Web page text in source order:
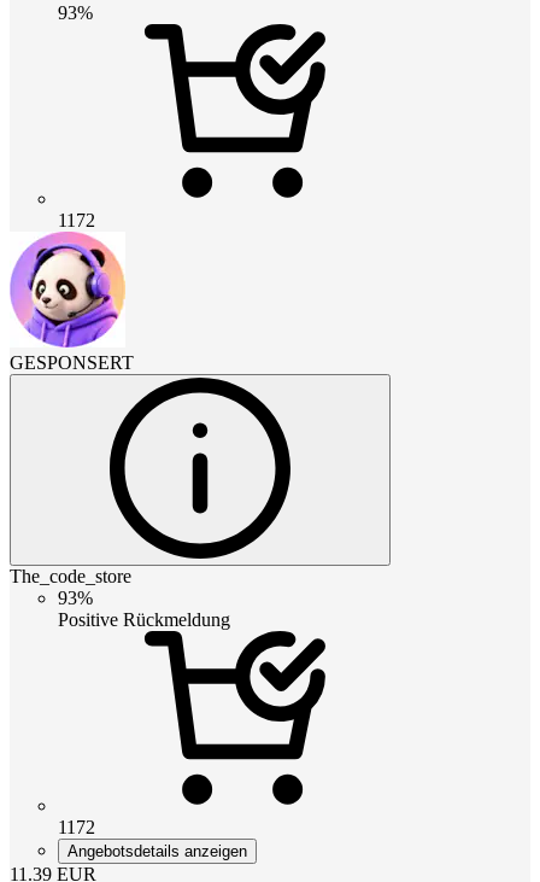
93%
1172
GESPONSERT
The_code_store
93%
Positive Rückmeldung
1172
Angebotsdetails anzeigen
11.39 EUR